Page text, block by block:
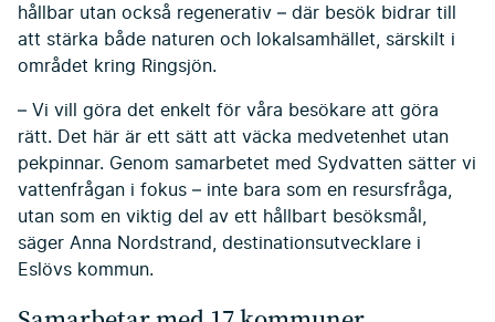
hållbar utan också regenerativ – där besök bidrar till
att stärka både naturen och lokalsamhället, särskilt i
området kring Ringsjön.
– Vi vill göra det enkelt för våra besökare att göra
rätt. Det här är ett sätt att väcka medvetenhet utan
pekpinnar. Genom samarbetet med Sydvatten sätter vi
vattenfrågan i fokus – inte bara som en resursfråga,
utan som en viktig del av ett hållbart besöksmål,
säger Anna Nordstrand, destinationsutvecklare i
Eslövs kommun.